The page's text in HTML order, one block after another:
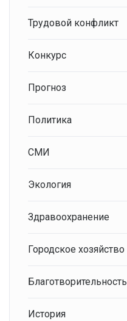
Трудовой конфликт
Конкурс
Прогноз
Политика
СМИ
Экология
Здравоохранение
Городское хозяйство
Благотворительность
История